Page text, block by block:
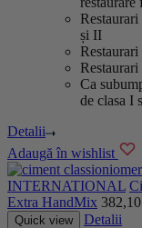
și II
Ca
de clasa I
Detalii
Adaugă în wishlist
INTERNATIONAL
Extra HandMix 382,10
Quick view Detalii